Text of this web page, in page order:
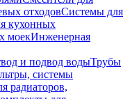
отходовСистемы для
кухонных
моекИнженерная
и подвод водыТрубы
системы
радиаторов,